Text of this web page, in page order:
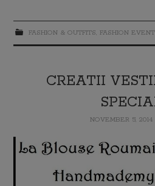
FASHION & OUTFITS, FASHION
CREATII
NOVEMBER 5, 2014